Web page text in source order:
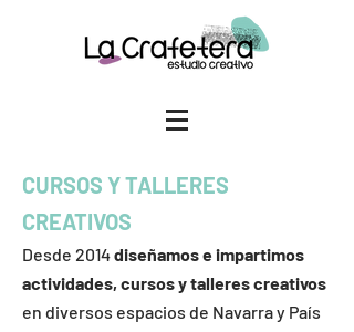
CURSOS Y TALLERES
CREATIVOS
Desde 2014diseñamos e impartimos
actividades, cursos y talleres creativos
en diversos espacios de Navarra y País